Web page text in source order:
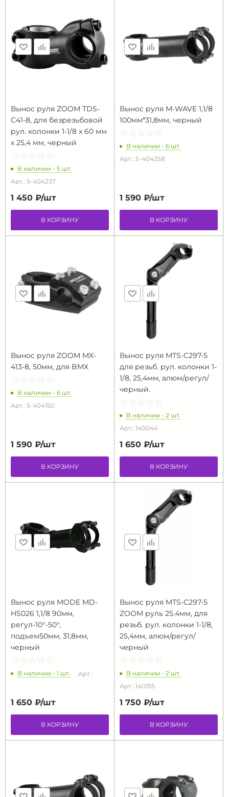
Вынос руля ZOOM TDS-
C41-8, для безрезьбовой
рул. колонки 1-1/8 х 60 мм
х 25,4 мм, черный
☆ ☆ ☆ ☆ ☆
★ ★ ★ ★ ★
В наличии - 5 шт.
Арт.: 5-404237
1 450 ₽/шт
В КОРЗИНУ
Вынос руля M-WAVE 1,1/8
100мм*31,8мм, черный
☆ ☆ ☆ ☆ ☆
★ ★ ★ ★ ★
В наличии - 6 шт.
Арт.: 5-404258
1 590 ₽/шт
В КОРЗИНУ
Вынос руля ZOOM MX-
413-8, 50мм, для BMX
☆ ☆ ☆ ☆ ☆
★ ★ ★ ★ ★
В наличии - 6 шт.
Арт.: 5-404150
1 590 ₽/шт
В КОРЗИНУ
Вынос руля MTS-C297-5
для резьб. рул. колонки 1-
1/8, 25,4мм, алюм/регул/
черный.
☆ ☆ ☆ ☆ ☆
★ ★ ★ ★ ★
В наличии - 2 шт.
Арт.: 140044
1 650 ₽/шт
В КОРЗИНУ
Вынос руля MODE MD-
HS026 1,1/8 90мм,
регул-10°-50°,
подъем50мм, 31,8мм,
черный
☆ ☆ ☆ ☆ ☆
★ ★ ★ ★ ★
В наличии - 1 шт. Арт.:
1 650 ₽/шт
В КОРЗИНУ
Вынос руля MTS-C297-5
ZOOM руль 25.4мм, для
резьб. рул. колонки 1-1/8,
25,4мм, алюм/регул/
черный
☆ ☆ ☆ ☆ ☆
★ ★ ★ ★ ★
В наличии - 2 шт.
Арт.: 140155
1 750 ₽/шт
В КОРЗИНУ